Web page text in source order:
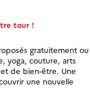
tour !
gratuitement ou
yoga, couture, arts
de bien-être. Une
une nouvelle